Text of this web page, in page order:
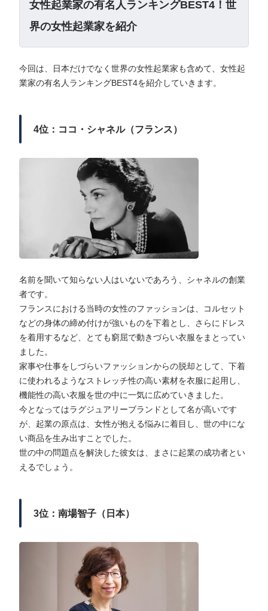
女性起業家の有名人ランキングBEST4！世
界の女性起業家を紹介
今回は、日本だけでなく世界の女性起業家も含めて、女性起
業家の有名人ランキングBEST4を紹介していきます。
4位：ココ・シャネル（フランス）
名前を聞いて知らない人はいないであろう、シャネルの創業
者です。
フランスにおける当時の女性のファッションは、コルセット
などの身体の締め付けが強いものを下着とし、さらにドレス
を着用するなど、とても窮屈で動きづらい衣服をまとってい
ました。
家事や仕事をしづらいファッションからの脱却として、下着
に使われるようなストレッチ性の高い素材を衣服に起用し、
機能性の高い衣服を世の中に一気に広めていきました。
今となってはラグジュアリーブランドとして名が高いです
が、起業の原点は、女性が抱える悩みに着目し、世の中にな
い商品を生み出すことでした。
世の中の問題点を解決した彼女は、まさに起業の成功者とい
えるでしょう。
3位：南場智子（日本）